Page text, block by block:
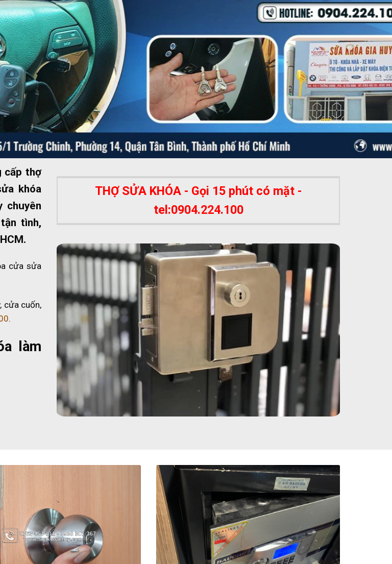
cấp thợ
khóa
chuyên
tình,
cửa sửa
cửa cuốn,
.
làm
THỢ SỬA KHÓA - Gọi 15 phút có mặt -
tel:0904.224.100